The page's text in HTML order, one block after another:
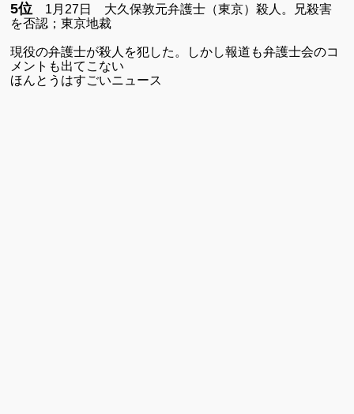
5位 1 月 27日 大久保敦元弁護士（東京）殺人。兄殺害
を否認；東京地裁
現役の弁護士が殺人を犯した。しかし報道も弁護士会のコ
メントも出てこない
ほんとうはすごいニュース